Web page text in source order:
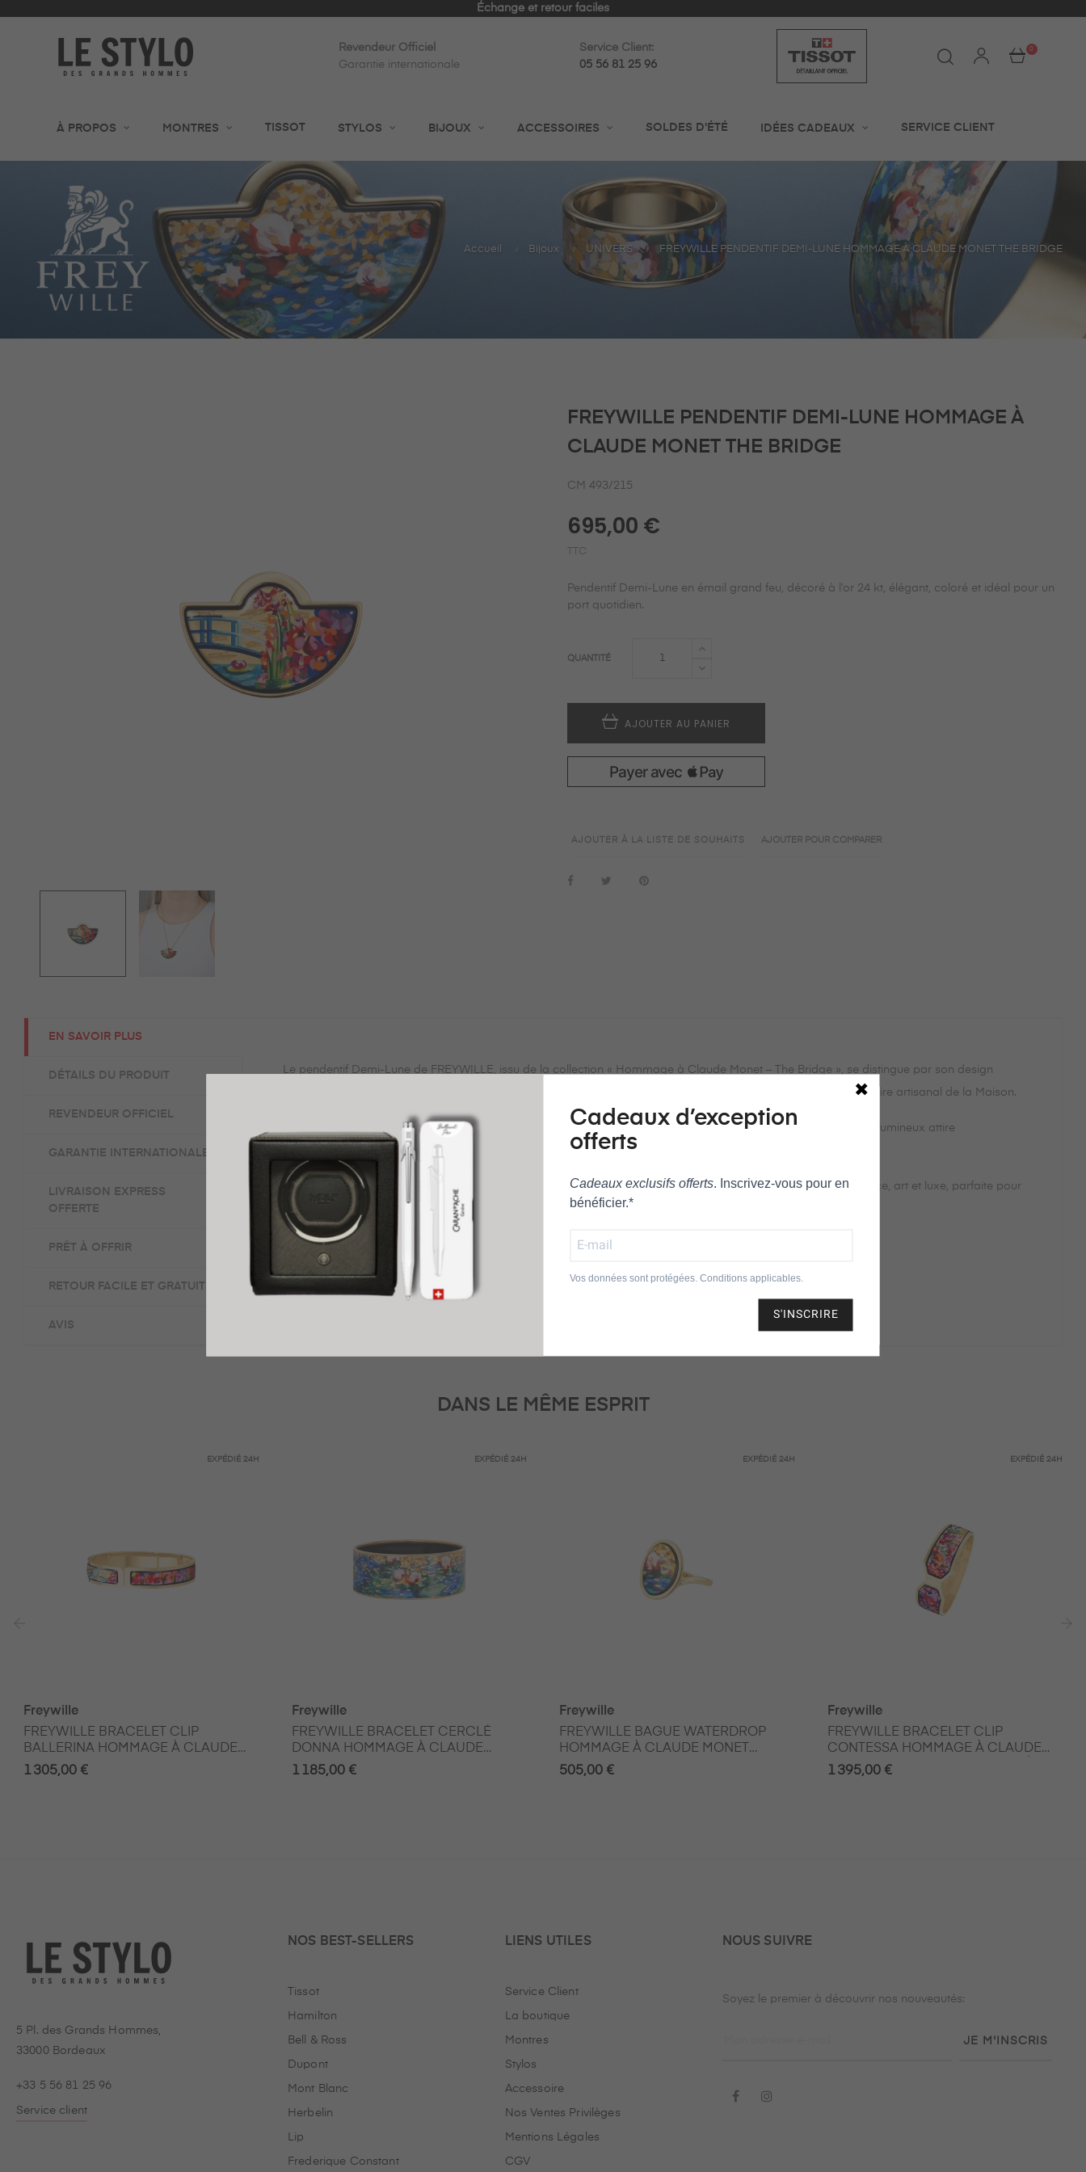
Échange et retour faciles
Revendeur Officiel
Garantie internationale
Service Client:
05 56 81 25 96
0
À PROPOS MONTRES TISSOT STYLOS BIJOUX ACCESSOIRES SOLDES D'ÉTÉ IDÉES CADEAUX SERVICE CLIENT
Accueil Bijoux UNIVERS FREYWILLE PENDENTIF DEMI-LUNE HOMMAGE À CLAUDE MONET THE BRIDGE
FREYWILLE PENDENTIF DEMI-LUNE HOMMAGE À
CLAUDE MONET THE BRIDGE
CM 493/215
695,00 €
TTC
Pendentif Demi-Lune en émail grand feu, décoré à l’or 24 kt, élégant, coloré et idéal pour un
port quotidien.
QUANTITÉ
AJOUTER AU PANIER
AJOUTER À LA LISTE DE SOUHAITS AJOUTER POUR COMPARER
EN SAVOIR PLUS
DÉTAILS DU PRODUIT
REVENDEUR OFFICIEL
GARANTIE INTERNATIONALE
LIVRAISON EXPRESS
OFFERTE
PRÊT À OFFRIR
RETOUR FACILE ET GRATUIT
AVIS
Le pendentif Demi-Lune de FREYWILLE, issu de la collection « Hommage à Claude Monet – The Bridge », se distingue par son design
élégant et raffiné. Sa forme Halfmoon met en lumière l’éclat unique de l’émail grand feu, révélant tout le savoir-faire artisanal de la Maison.
Ce bijou intemporel se porte au quotidien tout en restant une pièce de collection. Son motif complexe, coloré et lumineux attire
naturellement le regard, apportant une touche artistique et sophistiquée à chaque tenue.
Rehaussé d’une finition en or 24 carats, le pendentif brille avec subtilité et raffinement. Une pièce qui allie élégance, art et luxe, parfaite pour
exprimer votre style avec caractère et délicatesse.
DANS LE MÊME ESPRIT
EXPÉDIÉ24H
Freywille
FREYWILLE BRACELET CLIP
BALLERINA HOMMAGE À CLAUDE
MONET THE BRIDGE
1 305,00 €
EXPÉDIÉ 24H
Freywille
FREYWILLE BRACELET CERCLÉ
DONNA HOMMAGE À CLAUDE
MONET ORANGERIE
1 185,00 €
EXPÉDIÉ24H
Freywille
FREYWILLE BAGUE WATERDROP
HOMMAGE À CLAUDE MONET
ORANGERIE
505,00 €
EXPÉDIÉ 24H
Freywille
FREYWILLE BRACELET CLIP
CONTESSA HOMMAGE À CLAUDE
MONET THE BRIDGE EN PLAQUÉ OR
1 395,00 €
5 Pl. des Grands Hommes,
33000 Bordeaux
+33 5 56 81 25 96
Service client
NOS BEST-SELLERS
Tissot
Hamilton
Bell & Ross
Dupont
Mont Blanc
Herbelin
Lip
Frederique Constant
LIENS UTILES
Service Client
La boutique
Montres
Stylos
Accessoire
Nos Ventes Privilèges
Mentions Légales
CGV
NOUS SUIVRE
Soyez le premier à découvrir nos nouveautés:
JE M'INSCRIS
Facebook
Cadeaux d’exception
offerts
Cadeaux exclusifs offerts. Inscrivez‑vous pour en
bénéficier.*
Vos données sont protégées. Conditions applicables.
S'INSCRIRE